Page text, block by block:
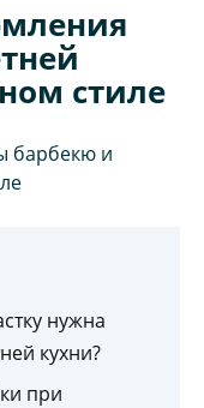
стиле
нужна
кухни?
при